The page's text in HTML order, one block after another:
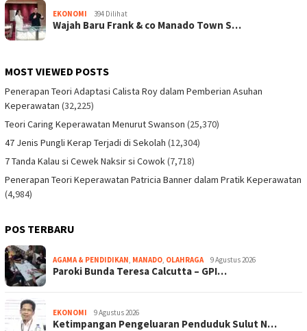
EKONOMI 394 Dilihat
Wajah Baru Frank & co Manado Town S…
MOST VIEWED POSTS
Penerapan Teori Adaptasi Calista Roy dalam Pemberian Asuhan
Keperawatan (32,225)
Teori Caring Keperawatan Menurut Swanson (25,370)
47 Jenis Pungli Kerap Terjadi di Sekolah (12,304)
7 Tanda Kalau si Cewek Naksir si Cowok(7,718)
Penerapan Teori Keperawatan Patricia Banner dalam Pratik Keperawatan
(4,984)
POS TERBARU
AGAMA & PENDIDIKAN MANADO OLAHRAGA 9 Agustus 2026
Paroki Bunda Teresa Calcutta – GPI…
EKONOMI 9 Agustus 2026
Ketimpangan Pengeluaran Penduduk Sulut N…